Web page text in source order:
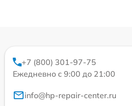
+7 (800) 301-97-75
Ежедневно с 9:00 до 21:00
info@hp-repair-center.ru